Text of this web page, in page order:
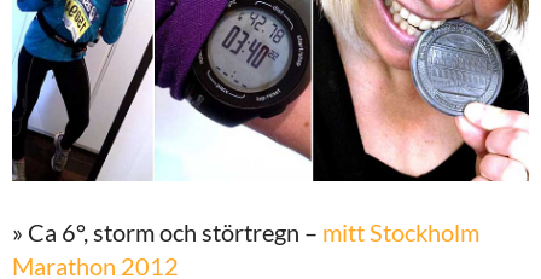
» Ca 6°, storm och störtregn – mitt Stockholm
Marathon 2012